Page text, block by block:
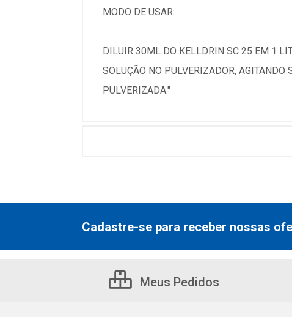
MODO DE USAR:
DILUIR 30ML DO KELLDRIN SC 25 EM 1
SOLUÇÃO NO PULVERIZADOR,
PULVERIZADA."
Cadastre-se para receber nossas
Meus Pedidos